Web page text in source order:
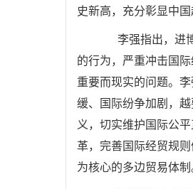
史新高，充分彰显中
李强指出，进博
的行为，严重冲击国
重要而现实的问题。
缓、国际纷争加剧，
义，切实维护国际公
革，完善国际经贸规
为核心的多边贸易体制